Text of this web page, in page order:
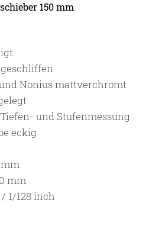
150 mm
Nonius mattverchromt
und Stufenmessung
eckig
mm
mm
1/128 inch